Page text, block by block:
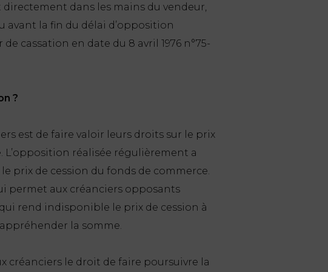
dans les mains du vendeur,
avant la fin du délai d’opposition
cassation en date du 8 avril 1976 n°75-
?
est de faire valoir leurs droits sur le prix
L’opposition réalisée régulièrement a
prix de cession du fonds de commerce.
permet aux créanciers opposants
rend indisponible le prix de cession à
la somme.
créanciers le droit de faire poursuivre la